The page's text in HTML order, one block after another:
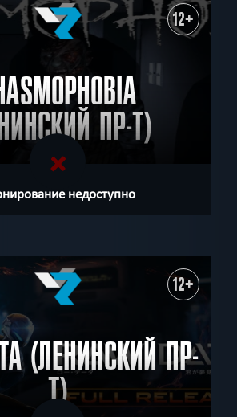
12+
ПР-Т)
недоступно
12+
(ЛЕНИНСКИЙ ПР-
Т)